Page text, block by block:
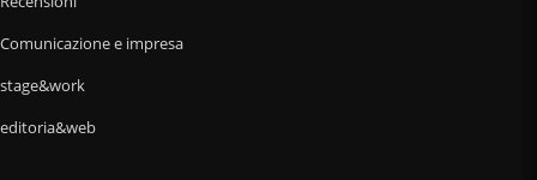
Comunicazione e impresa
stage&work
editoria&web